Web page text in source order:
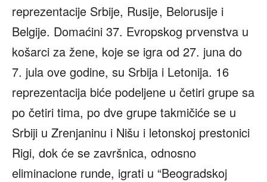
reprezentacije Srbije, Rusije, Belorusije i
Belgije. Domaćini 37. Evropskog prvenstva u
košarci za žene, koje se igra od 27. juna do
7. jula ove godine, su Srbija i Letonija. 16
reprezentacija biće podeljene u četiri grupe sa
po četiri tima, po dve grupe takmičiće se u
Srbiji u Zrenjaninu i Nišu i letonskoj prestonici
Rigi, dok će se završnica, odnosno
eliminacione runde, igrati u “Beogradskoj